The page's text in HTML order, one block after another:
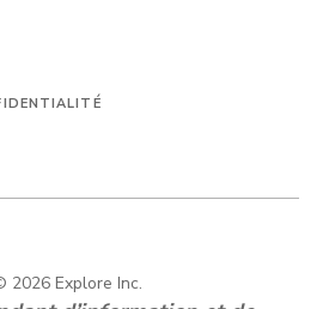
2026 Explore Inc.